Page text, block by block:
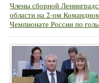
Члены сборной
области на 2-ом
Чемпионате России по